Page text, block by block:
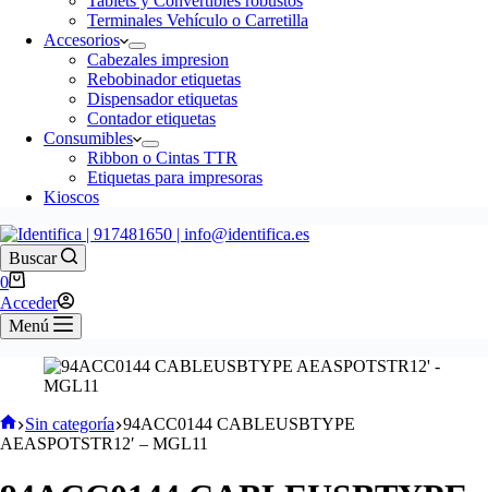
Terminales Vehículo o Carretilla
Accesorios
Cabezales impresion
Rebobinador etiquetas
Dispensador etiquetas
Contador etiquetas
Consumibles
Ribbon o Cintas TTR
Etiquetas para impresoras
Kioscos
Buscar
0
Acceder
Menú
Sin categoría 94ACC0144 CABLEUSBTYPE
AEASPOTSTR12′ – MGL11